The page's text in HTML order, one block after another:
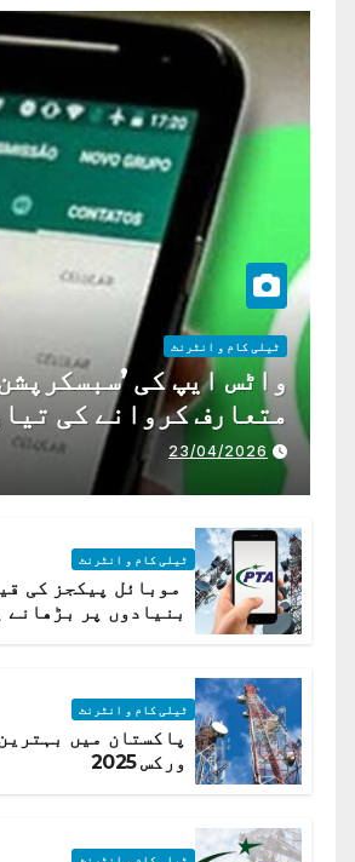
ٹیلی کام و انٹرنٹ
واٹس ایپ کی ’سبسکرپشن
متعارف کروانے کی
23/04/2026
ٹیلی کام و انٹرنٹ
موبائل پیکجز کی
بنیادوں پر بڑھانے
ٹیلی کام و انٹرنٹ
پاکستان میں
ورکس 2025